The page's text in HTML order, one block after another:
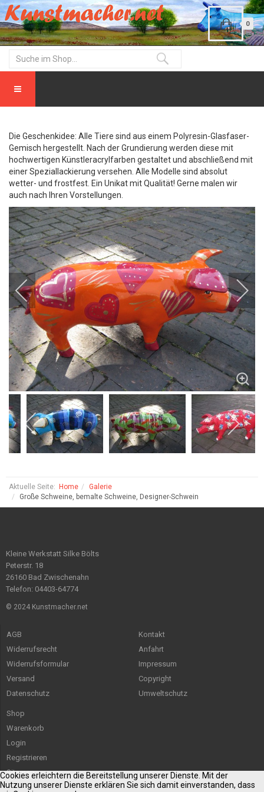
0
Die Geschenkidee: Alle Tiere sind aus einem Polyresin-Glasfaser-
Gemisch hergestellt. Nach der Grundierung werden diese mit
hochwertigen Künstleracrylfarben gestaltet und abschließend mit
einer Speziallackierung versehen. Alle Modelle sind absolut
wetter- und frostfest. Ein Unikat mit Qualität! Gerne malen wir
auch nach Ihren Vorstellungen.
Aktuelle Seite: Home
Galerie
Große Schweine, bemalte Schweine, Designer-Schwein
Kleine Werkstatt Silke Bölts
Peterstr. 18
26160 Bad Zwischenahn
Telefon: 04403-64774
© 2024 Kunstmacher.net
AGB
Widerrufsrecht
Widerrufsformular
Versand
Datenschutz
Kontakt
Anfahrt
Impressum
Copyright
Umweltschutz
Shop
Warenkorb
Login
Registrieren
Sitemap
Cookies erleichtern die Bereitstellung unserer Dienste. Mit der
Nutzung unserer Dienste erklären Sie sich damit einverstanden, dass